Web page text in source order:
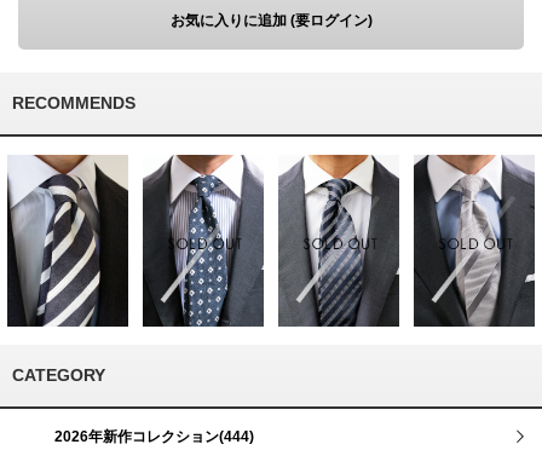
お気に入りに追加 (要ログイン)
RECOMMENDS
CATEGORY
2026年新作コレクション(444)